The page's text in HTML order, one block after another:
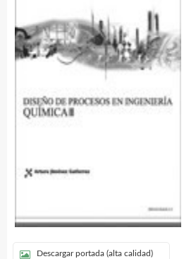
Descargar portada (alta calidad)